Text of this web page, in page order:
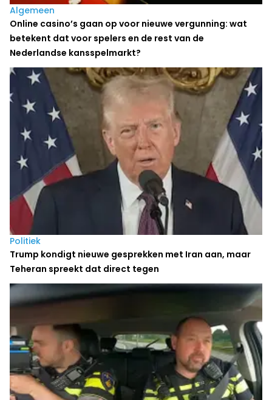
Algemeen
Online casino’s gaan op voor nieuwe vergunning: wat
betekent dat voor spelers en de rest van de
Nederlandse kansspelmarkt?
Politiek
Trump kondigt nieuwe gesprekken met Iran aan, maar
Teheran spreekt dat direct tegen